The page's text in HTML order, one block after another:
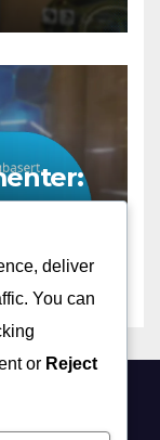
deliver
You can
or Reject